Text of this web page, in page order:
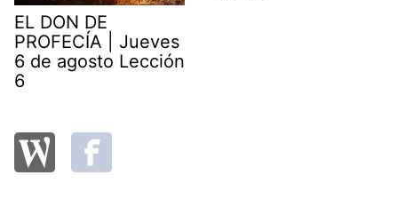
EL DON DE
PROFECÍA | Jueves
6 de agosto Lección
6